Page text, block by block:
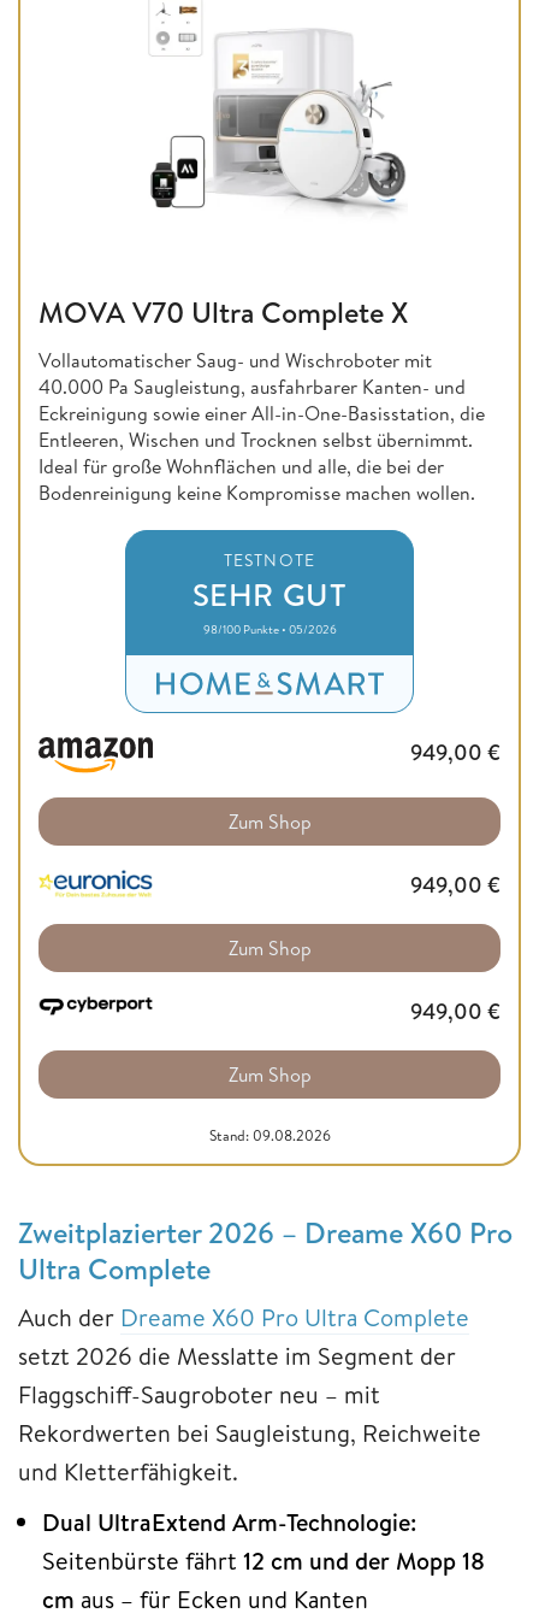
MOVA V70 Ultra Complete X
Vollautomatischer Saug- und Wischroboter mit
40.000 Pa Saugleistung, ausfahrbarer Kanten- und
Eckreinigung sowie einer All-in-One-Basisstation, die
Entleeren, Wischen und Trocknen selbst übernimmt.
Ideal für große Wohnflächen und alle, die bei der
Bodenreinigung keine Kompromisse machen wollen.
TESTNOTE
SEHR GUT
98/100 Punkte • 05/2026
949,00 €
Zum Shop
949,00 €
Zum Shop
949,00 €
Zum Shop
Stand: 09.08.2026
Zweitplazierter 2026 – Dreame X60 Pro
Ultra Complete
Auch der Dreame X60 Pro Ultra Complete
setzt 2026 die Messlatte im Segment der
Flaggschiff-Saugroboter neu – mit
Rekordwerten bei Saugleistung, Reichweite
und Kletterfähigkeit.
Dual UltraExtend Arm-Technologie:
Seitenbürste fährt 12 cm und der Mopp 18
cm aus – für Ecken und Kanten